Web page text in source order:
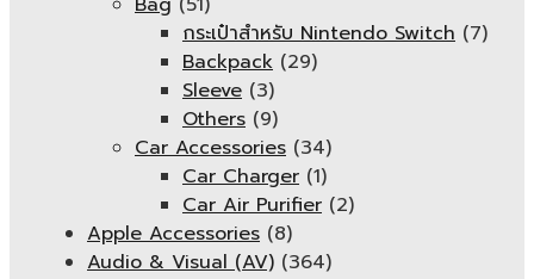
กระเป๋าสำหรับ Nintendo Switch (7)
Backpack (29)
Sleeve (3)
Others (9)
Car Accessories (34)
Car Charger (1)
Car Air Purifier (2)
Apple Accessories (8)
Audio & Visual (AV) (364)